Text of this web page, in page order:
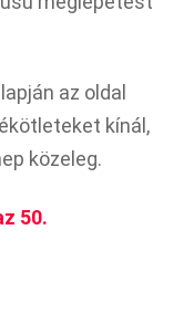
az oldal
kínál,
közeleg.
50.